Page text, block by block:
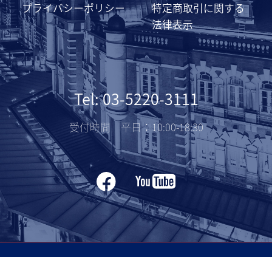
プライバシーポリシー
特定商取引に関する
法律表示
Tel: 03-5220-3111
受付時間 平日：10:00-18:30